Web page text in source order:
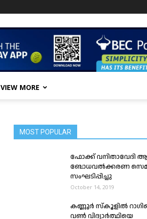
VIEW MORE
MOST POPULAR
ഫോക്ക് വനിതാവേദി
ബോധവൽക്കരണ
സംഘടിപ്പിച്ചു
October 14, 2019
കണ്ണൂർ സ്കൂളിൽ
വൺ വിദ്യാർത്ഥിയെ